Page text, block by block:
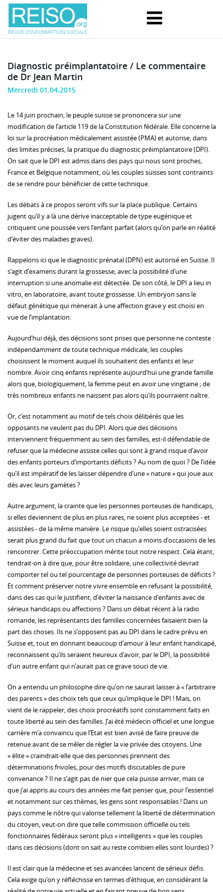
Diagnostic préimplantatoire / Le commentaire
de Dr Jean Martin
Mercredi 01.04.2015
Le 14 juin prochain, le peuple suisse se prononcera sur une
modification de l’article 119 de la Constitution fédérale. Elle concerne la
loi sur la procréation médicalement assistée (PMA) et autorise, dans
des limites précises, la pratique du diagnostic préimplantatoire (DPI).
On sait que le DPI est admis dans des pays qui nous sont proches,
France et Belgique notamment, où les couples suisses sont contraints
de se rendre pour bénéficier de cette technique.
Les débats à ce propos seront vifs sur la place publique. Certains
jugent qu’il y a là une dérive inacceptable de type eugénique et
critiquent une poussée vers l’enfant parfait (alors qu’on parle en réalité
d’éviter des maladies graves).
Rappelons ici que le diagnostic prénatal (DPN) est autorisé en Suisse. Il
s’agit d’examens durant la grossesse, avec la possibilité d’une
interruption si une anomalie est détectée. De son côté, le DPI a lieu in
vitro, en laboratoire, avant toute grossesse. Un embryon sans le
défaut génétique qui mènerait à une affection grave y est choisi en
vue de l’implantation.
Aujourd’hui déjà, des décisions sont prises que personne ne conteste :
indépendamment de toute technique médicale, les couples
choisissent le moment auquel ils souhaitent des enfants et leur
nombre. Avoir cinq enfants représente aujourd’hui une grande famille
alors que, biologiquement, la femme peut en avoir une vingtaine ; de
très nombreux enfants ne naissent pas alors qu’ils pourraient naître.
Or, c’est notamment au motif de tels choix délibérés que les
opposants ne veulent pas du DPI. Alors que des décisions
interviennent fréquemment au sein des familles, est-il défendable de
refuser que la médecine assiste celles qui sont à grand risque d’avoir
des enfants porteurs d’importants déficits ? Au nom de quoi ? De l’idée
qu’il est impératif de les laisser dépendre d’une « nature » qui joue aux
dés avec leurs gamètes ?
Autre argument, la crainte que les personnes porteuses de handicaps,
si elles deviennent de plus en plus rares, ne soient plus acceptées - et
assistées - de la même manière. Le risque qu’elles soient ostracisées
serait plus grand du fait que tout un chacun a moins d’occasions de les
rencontrer. Cette préoccupation mérite tout notre respect. Cela étant,
tendrait-on à dire que, pour être solidaire, une collectivité devrait
comporter tel ou tel pourcentage de personnes porteuses de déficits ?
Et comment préserver notre vivre ensemble en refusant la possibilité,
dans des cas qui le justifient, d’éviter la naissance d’enfants avec de
sérieux handicaps ou affections ? Dans un débat récent à la radio
romande, les représentants des familles concernées faisaient bien la
part des choses. Ils ne s’opposent pas au DPI dans le cadre prévu en
Suisse et, tout en donnant beaucoup d’amour à leur enfant handicapé,
reconnaissent qu’ils seraient heureux d’avoir, par le DPI, la possibilité
d’un autre enfant qui n’aurait pas ce grave souci de vie.
On a entendu un philosophe dire qu’on ne saurait laisser à « l’arbitraire
des parents » des choix tels que ceux qu’implique le DPI ! Mais, on
vient de le rappeler, des choix procréatifs sont constamment faits en
toute liberté au sein des familles. J’ai été médecin officiel et une longue
carrière m’a convaincu que l’Etat est bien avisé de faire preuve de
retenue avant de se mêler de régler la vie privée des citoyens. Une
« élite » craindrait-elle que des personnes prennent des
déterminations frivoles, pour des motifs discutables de pure
convenance ? Il ne s’agit pas de nier que cela puisse arriver, mais ce
que j’ai appris au cours des années me fait penser que, pour l’essentiel
et notamment sur ces thèmes, les gens sont responsables ! Dans un
pays comme le nôtre qui valorise tellement la liberté de détermination
du citoyen, veut-on dire que telle commission officielle ou tels
fonctionnaires fédéraux seront plus « intelligents » que les couples
dans ces décisions (dont on sait au reste combien elles sont lourdes) ?
Il est clair que la médecine et ses avancées lancent de sérieux défis.
Cela exige qu’on y réfléchisse en termes d’éthique, en considérant la